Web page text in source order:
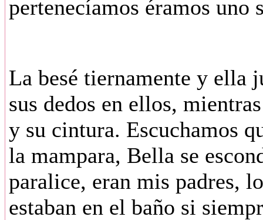
pertenecíamos éramos uno
La besé tiernamente y ella
sus dedos en ellos,
y su cintura. Escuchamos
la mampara, Bella se
paralice, eran mis padres,
estaban en el baño si